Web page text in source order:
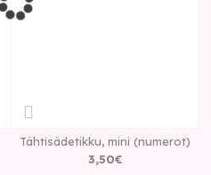
Tähtisädetikku, mini (numerot)
3,50€